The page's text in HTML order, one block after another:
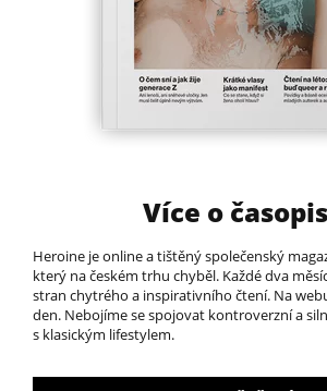
Více o
Heroine je online a tištěný společenský
který na českém trhu chyběl.​ Každé dva
stran chytrého a inspirativního čtení. Na
den. Nebojíme se spojovat kontroverzní a
s klasickým lifestylem.​